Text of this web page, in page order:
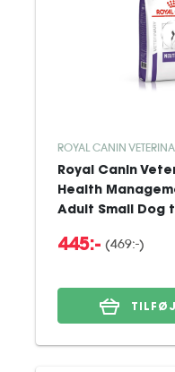
ROYAL CANIN
Royal Canin
Health
Adult Small Dog
445:- (469:-)